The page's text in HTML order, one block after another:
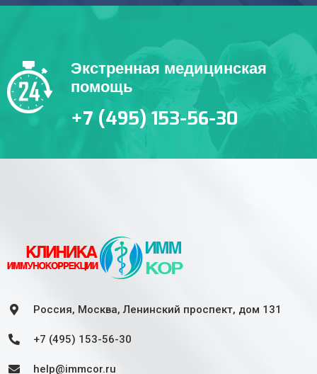
Экстренная медицинская
помощь
+7 (495) 153-56-30
Россия, Москва, Ленинский проспект, дом 131
+7 (495) 153-56-30
help@immcor.ru